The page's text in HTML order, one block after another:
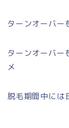
ターンオーバー
ターンオーバー
メ
脱毛期間中には